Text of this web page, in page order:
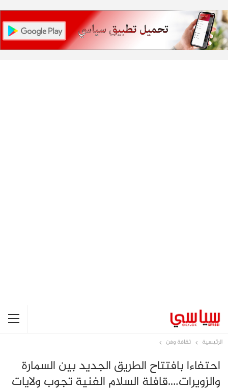
الرئيسية ثقافة وفن
احتفاءا بافتتاح الطريق الجديد بين السمارة
والزويرات….قافلة السلام الفنية تجوب ولايات